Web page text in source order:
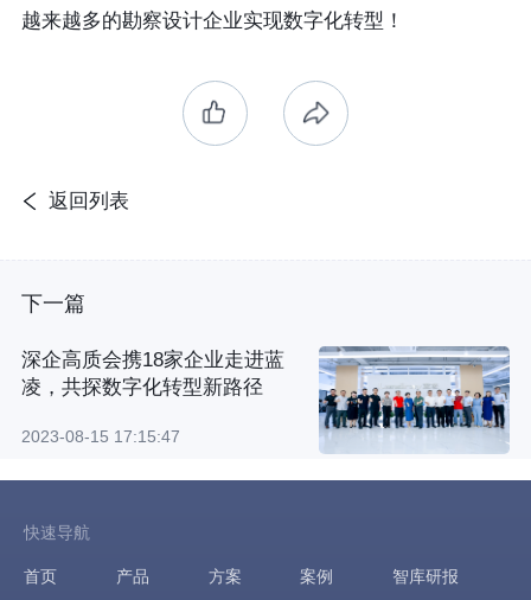
越来越多的勘察设计企业实现数字化转型！
返回列表
下一篇
深企高质会携18家企业走进蓝
凌，共探数字化转型新路径
2023-08-15 17:15:47
快速导航
首页 产品 方案 案例 智库研报